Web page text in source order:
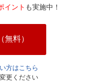
イント も実施中！
無料）
方はこちら
更ください